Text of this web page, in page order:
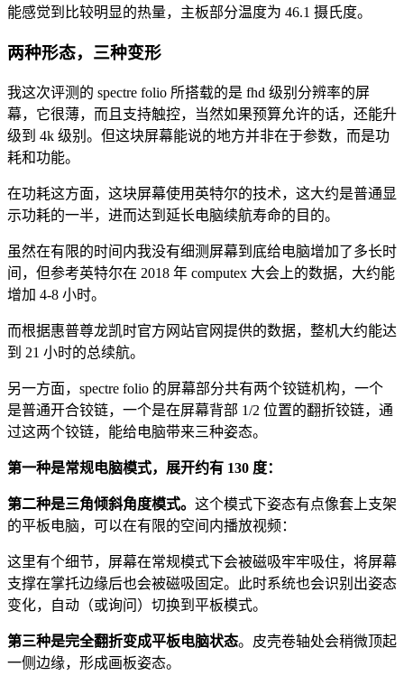
能感觉到比较明显的热量，主板部分温度为 46.1 摄氏度。
两种形态，三种变形
我这次评测的 spectre folio 所搭载的是 fhd 级别分辨率的屏
幕，它很薄，而且支持触控，当然如果预算允许的话，还能升
级到 4k 级别。但这块屏幕能说的地方并非在于参数，而是功
耗和功能。
在功耗这方面，这块屏幕使用英特尔的技术，这大约是普通显
示功耗的一半，进而达到延长电脑续航寿命的目的。
虽然在有限的时间内我没有细测屏幕到底给电脑增加了多长时
间，但参考英特尔在 2018 年 computex 大会上的数据，大约能
增加 4-8 小时。
而根据惠普尊龙凯时官方网站官网提供的数据，整机大约能达
到 21 小时的总续航。
另一方面，spectre folio 的屏幕部分共有两个铰链机构，一个
是普通开合铰链，一个是在屏幕背部 1/2 位置的翻折铰链，通
过这两个铰链，能给电脑带来三种姿态。
第一种是常规电脑模式，展开约有 130 度：
第二种是三角倾斜角度模式。 这个模式下姿态有点像套上支架
的平板电脑，可以在有限的空间内播放视频：
这里有个细节，屏幕在常规模式下会被磁吸牢牢吸住，将屏幕
支撑在掌托边缘后也会被磁吸固定。此时系统也会识别出姿态
变化，自动（或询问）切换到平板模式。
第三种是完全翻折变成平板电脑状态。皮壳卷轴处会稍微顶起
一侧边缘，形成画板姿态。